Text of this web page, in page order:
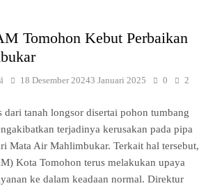
Tomohon Kebut Perbaikan
18 Desember 20243 Januari 2025 0
2
tanah longsor disertai pohon tumbang
terjadinya kerusakan pada pipa
Mata Air Mahlimbukar. Terkait hal tersebut,
Kota Tomohon terus melakukan upaya
ke dalam keadaan normal. Direktur